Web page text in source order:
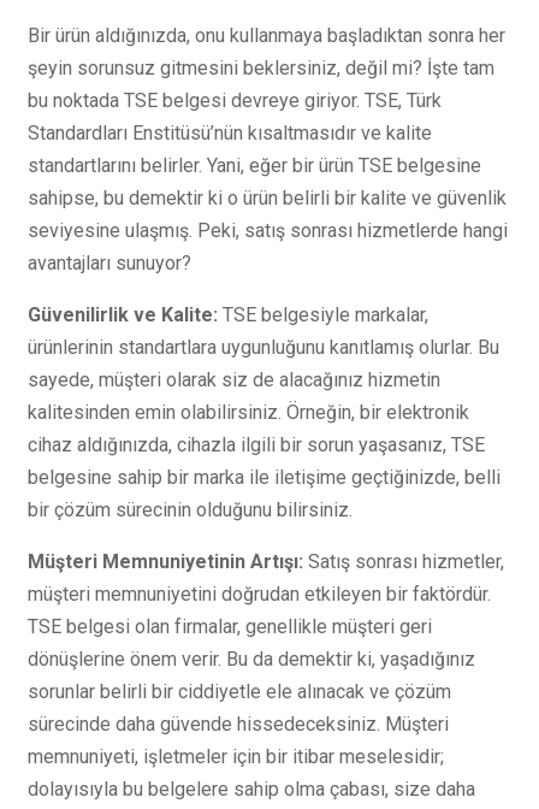
Bir ürün aldığınızda, onu kullanmaya başladıktan sonra her
şeyin sorunsuz gitmesini beklersiniz, değil mi? İşte tam
bu noktada TSE belgesi devreye giriyor. TSE, Türk
Standardları Enstitüsü’nün kısaltmasıdır ve kalite
standartlarını belirler. Yani, eğer bir ürün TSE belgesine
sahipse, bu demektir ki o ürün belirli bir kalite ve güvenlik
seviyesine ulaşmış. Peki, satış sonrası hizmetlerde hangi
avantajları sunuyor?
Güvenilirlik ve Kalite: TSE belgesiyle markalar,
ürünlerinin standartlara uygunluğunu kanıtlamış olurlar. Bu
sayede, müşteri olarak siz de alacağınız hizmetin
kalitesinden emin olabilirsiniz. Örneğin, bir elektronik
cihaz aldığınızda, cihazla ilgili bir sorun yaşasanız, TSE
belgesine sahip bir marka ile iletişime geçtiğinizde, belli
bir çözüm sürecinin olduğunu bilirsiniz.
Müşteri Memnuniyetinin Artışı: Satış sonrası hizmetler,
müşteri memnuniyetini doğrudan etkileyen bir faktördür.
TSE belgesi olan firmalar, genellikle müşteri geri
dönüşlerine önem verir. Bu da demektir ki, yaşadığınız
sorunlar belirli bir ciddiyetle ele alınacak ve çözüm
sürecinde daha güvende hissedeceksiniz. Müşteri
memnuniyeti, işletmeler için bir itibar meselesidir;
dolayısıyla bu belgelere sahip olma çabası, size daha